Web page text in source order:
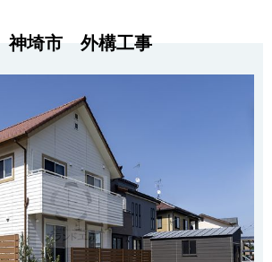
神埼市 外構工事